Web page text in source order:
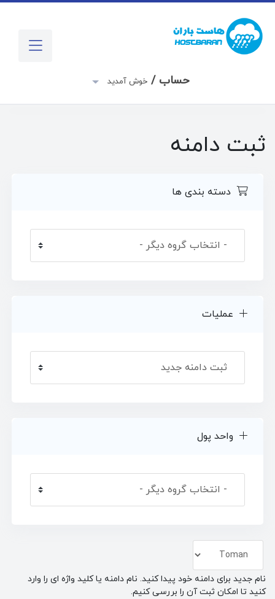
حساب /خوش آمدید
ثبت دامنه
دسته بندی ها
عملیات
واحد پول
نام جدید برای دامنه خود پیدا کنید. نام دامنه یا کلید واژه ای را وارد
کنید تا امکان ثبت آن را بررسی کنیم.